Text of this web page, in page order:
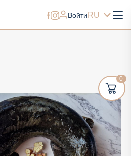
Войти RU
0